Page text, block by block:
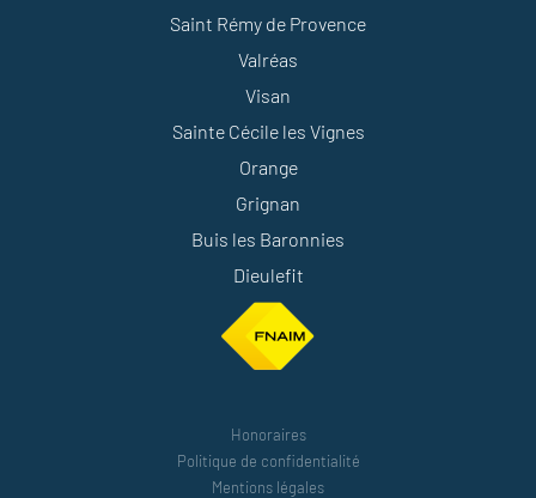
Saint Rémy de Provence
Valréas
Visan
Sainte Cécile les Vignes
Orange
Grignan
Buis les Baronnies
Dieulefit
Honoraires
Politique de confidentialité
Mentions légales